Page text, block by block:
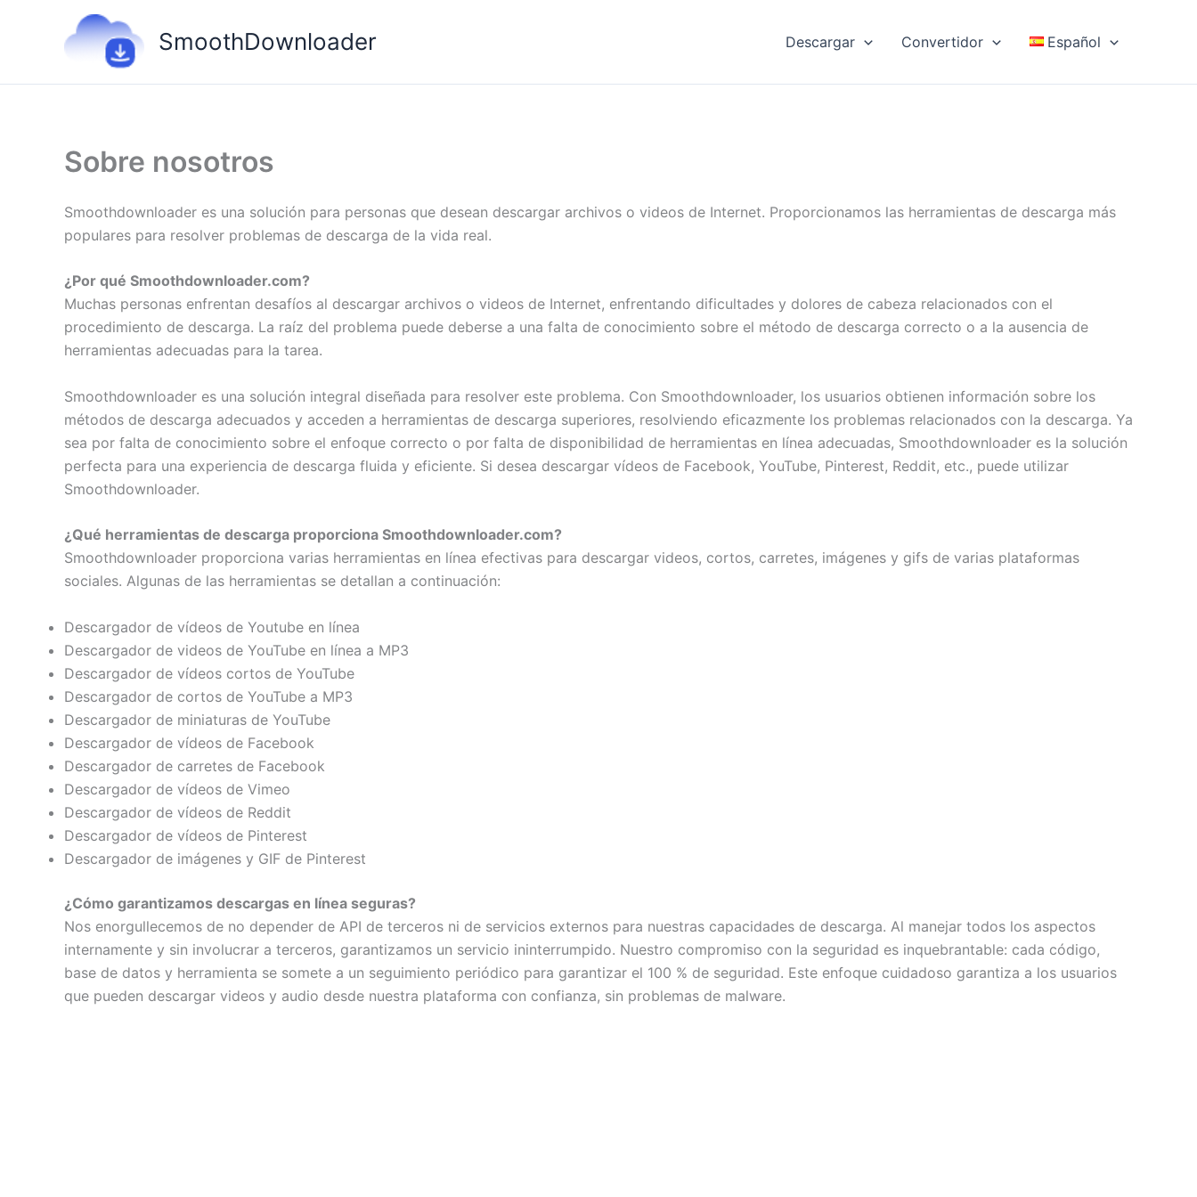
SmoothDownloader Descargar Convertidor Español
Sobre nosotros
Smoothdownloader es una solución para personas que desean descargar archivos o videos de Internet. Proporcionamos las herramientas de descarga más
populares para resolver problemas de descarga de la vida real.
¿Por qué Smoothdownloader.com?
Muchas personas enfrentan desafíos al descargar archivos o videos de Internet, enfrentando dificultades y dolores de cabeza relacionados con el
procedimiento de descarga. La raíz del problema puede deberse a una falta de conocimiento sobre el método de descarga correcto o a la ausencia de
herramientas adecuadas para la tarea.
Smoothdownloader es una solución integral diseñada para resolver este problema. Con Smoothdownloader, los usuarios obtienen información sobre los
métodos de descarga adecuados y acceden a herramientas de descarga superiores, resolviendo eficazmente los problemas relacionados con la descarga. Ya
sea por falta de conocimiento sobre el enfoque correcto o por falta de disponibilidad de herramientas en línea adecuadas, Smoothdownloader es la solución
perfecta para una experiencia de descarga fluida y eficiente. Si desea descargar vídeos de Facebook, YouTube, Pinterest, Reddit, etc., puede utilizar
Smoothdownloader.
¿Qué herramientas de descarga proporciona Smoothdownloader.com?
Smoothdownloader proporciona varias herramientas en línea efectivas para descargar videos, cortos, carretes, imágenes y gifs de varias plataformas
sociales. Algunas de las herramientas se detallan a continuación:
Descargador de vídeos de Youtube en línea
Descargador de videos de YouTube en línea a MP3
Descargador de vídeos cortos de YouTube
Descargador de cortos de YouTube a MP3
Descargador de miniaturas de YouTube
Descargador de vídeos de Facebook
Descargador de carretes de Facebook
Descargador de vídeos de Vimeo
Descargador de vídeos de Reddit
Descargador de vídeos de Pinterest
Descargador de imágenes y GIF de Pinterest
¿Cómo garantizamos descargas en línea seguras?
Nos enorgullecemos de no depender de API de terceros ni de servicios externos para nuestras capacidades de descarga. Al manejar todos los aspectos
internamente y sin involucrar a terceros, garantizamos un servicio ininterrumpido. Nuestro compromiso con la seguridad es inquebrantable: cada código,
base de datos y herramienta se somete a un seguimiento periódico para garantizar el 100 % de seguridad. Este enfoque cuidadoso garantiza a los usuarios
que pueden descargar videos y audio desde nuestra plataforma con confianza, sin problemas de malware.